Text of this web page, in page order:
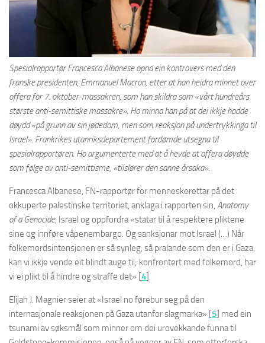
Spesialrapportør Francesca Albanese opna ein kontrovers med den
franske presidenten, Emmanuel Macron, etter at han heidra minnet over
offera for 7. oktober-massakren, som han skildra som «vårt hundreårs
største anti-semittiske massakre». Ho minna han på at dei ikkje hadde
døydd «på grunn av sin jødedom, men som reaksjon på undertrykkinga til
Israel». Frankrikes utanriksdepartement fordømde utsegna til
spesialrapportøren. Ho argumenterte med at å hevde at offera døydde
som følge av anti-semittisme, «tilslører den sanne årsaka».
Francesca Albanese, FN-rapportør for menneskerettar på det
okkuperte palestinske territoriet, anklaga i rapporten sin, Anatomy
of a Genocide, Israel og oppfordra «statar til å respektere pliktene
sine og innføre våpenembargo. Og sanksjonar mot Israel (…) Når
folkemordsintensjonen er så synleg, så pralande som den er i Gaza,
kan vi ikkje vende eit blindt auge til; konfrontert med folkemord, har
vi ei plikt til å hindre og straffe det» [4].
Elijah J. Magnier seier at «Israel no førebur seg på den
internasjonale reaksjonen på Gaza utanfor slagmarka» [5] med ein
tsunami av søksmål som minner om dei urovekkande funna til